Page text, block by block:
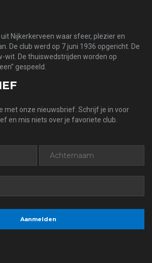
Nijkerkerveen waar sfeer, plezier en
De club werd op 7 juni 1936 opgericht. De
wit. De thuiswedstrijden worden op
gespeeld.
met onze nieuwsbrief. Schrijf je in voor
en mis niets over je favoriete club.